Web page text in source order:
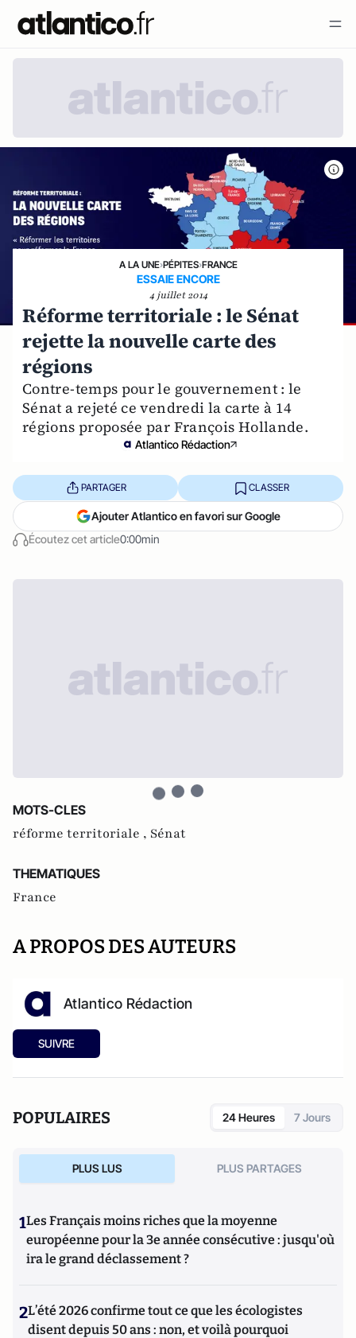
A LA UNE›PÉPITES›FRANCE
ESSAIE ENCORE
4 juillet 2014
Réforme territoriale : le Sénat
rejette la nouvelle carte des
régions
Contre-temps pour le gouvernement : le
Sénat a rejeté ce vendredi la carte à 14
régions proposée par François Hollande.
Atlantico Rédaction
Écoutez cet article0:00min
PARTAGER CLASSER
Ajouter Atlantico en favori sur Google
MOTS-CLES
réforme territoriale , Sénat
THEMATIQUES
France
A PROPOS DES AUTEURS
Atlantico Rédaction
SUIVRE
POPULAIRES 24 Heures 7 Jours
PLUS LUS PLUS PARTAGES
1Les Français moins riches que la moyenne
européenne pour la 3e année consécutive : jusqu'où
ira le grand déclassement ?
2L’été 2026 confirme tout ce que les écologistes
disent depuis 50 ans : non, et voilà pourquoi